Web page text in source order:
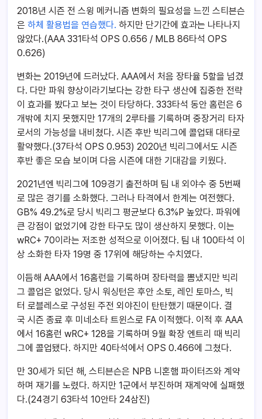
2018년 시즌 전 스윙 메커니즘 변화의 필요성을 느낀 스티븐슨
은 하체 활용법을 연습했다. 하지만 단기간에 효과는 나타나지
않았다.(AAA 331타석 OPS 0.656 / MLB 86타석 OPS
0.626)
변화는 2019년에 드러났다. AAA에서 처음 장타율 5할을 넘겼
다. 다만 파워 향상이라기보다는 강한 타구 생산에 집중한 전략
이 효과를 봤다고 보는 것이 타당하다. 333타석 동안 홈런은 6
개밖에 치지 못했지만 17개의 2루타를 기록하며 중장거리 타자
로서의 가능성을 내비쳤다. 시즌 후반 빅리그에 콜업돼 대타로
활약했다.(37타석 OPS 0.953) 2020년 빅리그에서도 시즌
후반 좋은 모습 보이며 다음 시즌에 대한 기대감을 키웠다.
2021년엔 빅리그에 109경기 출전하며 팀 내 외야수 중 5번째
로 많은 경기를 소화했다. 그러나 타격에서 한계는 여전했다.
GB% 49.2%로 당시 빅리그 평균보다 6.3%P 높았다. 파워에
큰 강점이 없었기에 강한 타구도 많이 생산하지 못했다. 이는
wRC+ 70이라는 저조한 성적으로 이어졌다. 팀 내 100타석 이
상 소화한 타자 19명 중 17위에 해당하는 수치였다.
이듬해 AAA에서 16홈런을 기록하며 장타력을 뽐냈지만 빅리
그 콜업은 없었다. 당시 워싱턴은 후안 소토, 레인 토마스, 빅
터 로블레스로 구성된 주전 외야진이 탄탄했기 때문이다. 결
국 시즌 종료 후 미네소타 트윈스로 FA 이적했다. 이적 후 AAA
에서 16홈런 wRC+ 128을 기록하며 9월 확장 엔트리 때 빅리
그에 콜업됐다. 하지만 40타석에서 OPS 0.466에 그쳤다.
만 30세가 되던 해, 스티븐슨은 NPB 니혼햄 파이터즈와 계약
하며 재기를 노렸다. 하지만 1군에서 부진하며 재계약에 실패했
다.(24경기 63타석 10안타 24삼진)